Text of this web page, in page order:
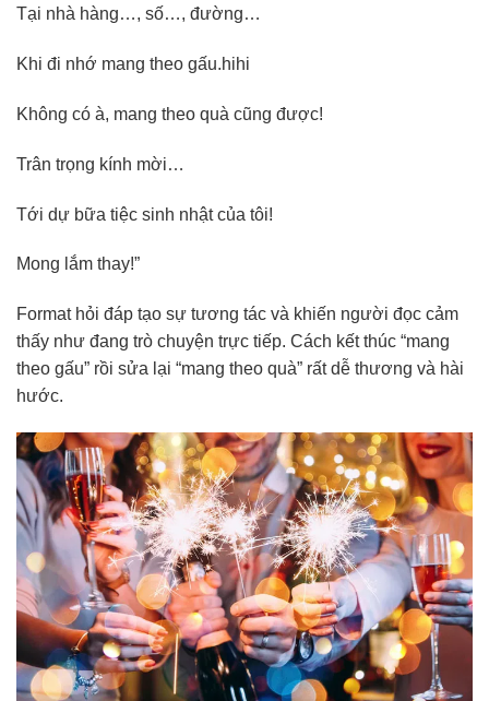
Tại nhà hàng…, số…, đường…
Khi đi nhớ mang theo gấu.hihi
Không có à, mang theo quà cũng được!
Trân trọng kính mời…
Tới dự bữa tiệc sinh nhật của tôi!
Mong lắm thay!”
Format hỏi đáp tạo sự tương tác và khiến người đọc cảm
thấy như đang trò chuyện trực tiếp. Cách kết thúc “mang
theo gấu” rồi sửa lại “mang theo quà” rất dễ thương và hài
hước.